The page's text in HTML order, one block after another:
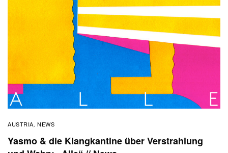
AUSTRIA, NEWS
Yasmo & die Klangkantine über Verstrahlung